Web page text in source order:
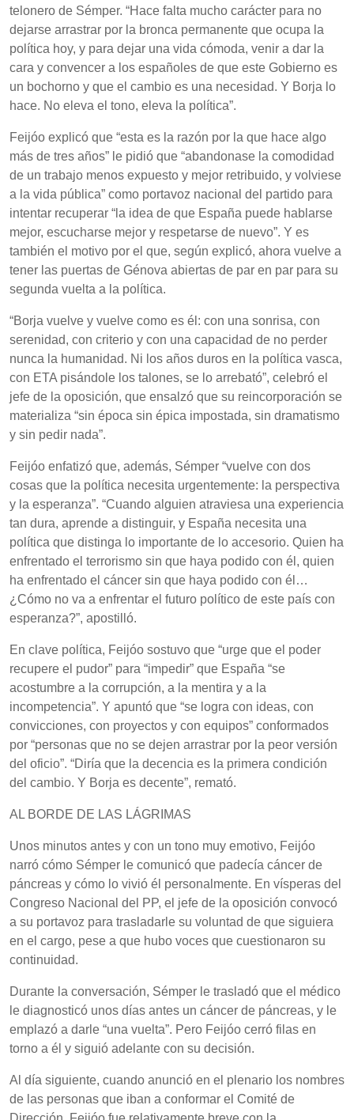
telonero de Sémper. “Hace falta mucho carácter para no
dejarse arrastrar por la bronca permanente que ocupa la
política hoy, y para dejar una vida cómoda, venir a dar la
cara y convencer a los españoles de que este Gobierno es
un bochorno y que el cambio es una necesidad. Y Borja lo
hace. No eleva el tono, eleva la política”.
Feijóo explicó que “esta es la razón por la que hace algo
más de tres años” le pidió que “abandonase la comodidad
de un trabajo menos expuesto y mejor retribuido, y volviese
a la vida pública” como portavoz nacional del partido para
intentar recuperar “la idea de que España puede hablarse
mejor, escucharse mejor y respetarse de nuevo”. Y es
también el motivo por el que, según explicó, ahora vuelve a
tener las puertas de Génova abiertas de par en par para su
segunda vuelta a la política.
“Borja vuelve y vuelve como es él: con una sonrisa, con
serenidad, con criterio y con una capacidad de no perder
nunca la humanidad. Ni los años duros en la política vasca,
con ETA pisándole los talones, se lo arrebató”, celebró el
jefe de la oposición, que ensalzó que su reincorporación se
materializa “sin época sin épica impostada, sin dramatismo
y sin pedir nada”.
Feijóo enfatizó que, además, Sémper “vuelve con dos
cosas que la política necesita urgentemente: la perspectiva
y la esperanza”. “Cuando alguien atraviesa una experiencia
tan dura, aprende a distinguir, y España necesita una
política que distinga lo importante de lo accesorio. Quien ha
enfrentado el terrorismo sin que haya podido con él, quien
ha enfrentado el cáncer sin que haya podido con él…
¿Cómo no va a enfrentar el futuro político de este país con
esperanza?”, apostilló.
En clave política, Feijóo sostuvo que “urge que el poder
recupere el pudor” para “impedir” que España “se
acostumbre a la corrupción, a la mentira y a la
incompetencia”. Y apuntó que “se logra con ideas, con
convicciones, con proyectos y con equipos” conformados
por “personas que no se dejen arrastrar por la peor versión
del oficio”. “Diría que la decencia es la primera condición
del cambio. Y Borja es decente”, remató.
AL BORDE DE LAS LÁGRIMAS
Unos minutos antes y con un tono muy emotivo, Feijóo
narró cómo Sémper le comunicó que padecía cáncer de
páncreas y cómo lo vivió él personalmente. En vísperas del
Congreso Nacional del PP, el jefe de la oposición convocó
a su portavoz para trasladarle su voluntad de que siguiera
en el cargo, pese a que hubo voces que cuestionaron su
continuidad.
Durante la conversación, Sémper le trasladó que el médico
le diagnosticó unos días antes un cáncer de páncreas, y le
emplazó a darle “una vuelta”. Pero Feijóo cerró filas en
torno a él y siguió adelante con su decisión.
Al día siguiente, cuando anunció en el plenario los nombres
de las personas que iban a conformar el Comité de